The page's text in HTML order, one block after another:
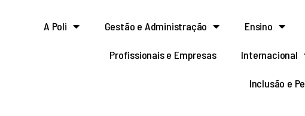
A Poli Gestão e Administração Ensino
Profissionais e Empresas Internacional
Inclusão e